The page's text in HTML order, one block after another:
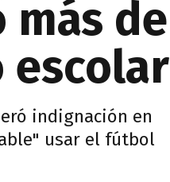
más de
escolar
indignación en
usar el fútbol